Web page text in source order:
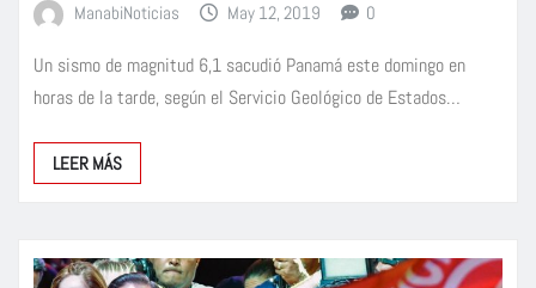
ManabiNoticias May 12, 2019 0
Un sismo de magnitud 6,1 sacudió Panamá este domingo en
horas de la tarde, según el Servicio Geológico de Estados…
LEER MÁS